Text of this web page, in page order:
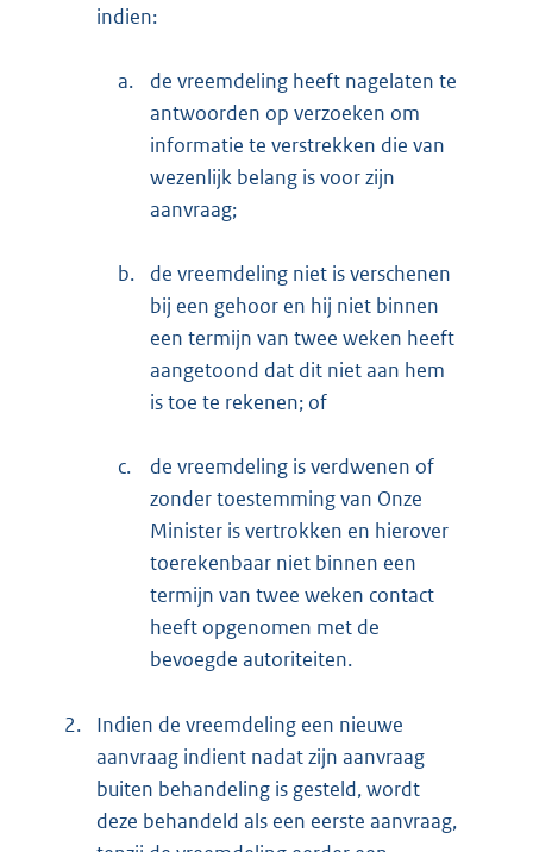
indien:
a.
de vreemdeling heeft nagelaten te
antwoorden op verzoeken om
informatie te verstrekken die van
wezenlijk belang is voor zijn
aanvraag;
b.
de vreemdeling niet is verschenen
bij een gehoor en hij niet binnen
een termijn van twee weken heeft
aangetoond dat dit niet aan hem
is toe te rekenen; of
c.
de vreemdeling is verdwenen of
zonder toestemming van Onze
Minister is vertrokken en hierover
toerekenbaar niet binnen een
termijn van twee weken contact
heeft opgenomen met de
bevoegde autoriteiten.
2.
Indien de vreemdeling een nieuwe
aanvraag indient nadat zijn aanvraag
buiten behandeling is gesteld, wordt
deze behandeld als een eerste aanvraag,